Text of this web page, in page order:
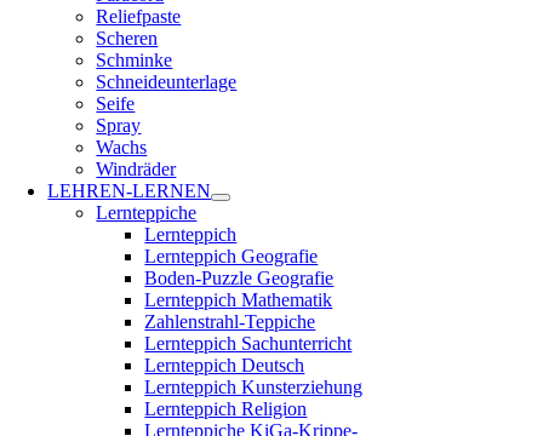
Reliefpaste
Scheren
Schminke
Schneideunterlage
Seife
Spray
Wachs
Windräder
LEHREN-LERNEN
Lernteppiche
Lernteppich
Lernteppich Geografie
Boden-Puzzle Geografie
Lernteppich Mathematik
Zahlenstrahl-Teppiche
Lernteppich Sachunterricht
Lernteppich Deutsch
Lernteppich Kunsterziehung
Lernteppich Religion
Lernteppiche KiGa-Krippe-